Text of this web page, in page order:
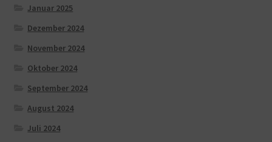
Januar 2025
Dezember 2024
November 2024
Oktober 2024
September 2024
August 2024
Juli 2024